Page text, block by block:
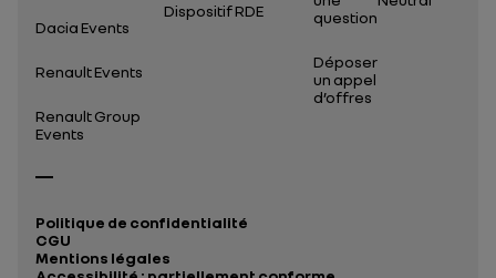
Dacia Events
Renault Events
Renault Group
Events
Dispositif RDE
question
Déposer
un appel
d’offres
Politique de confidentialité
CGU
Mentions légales